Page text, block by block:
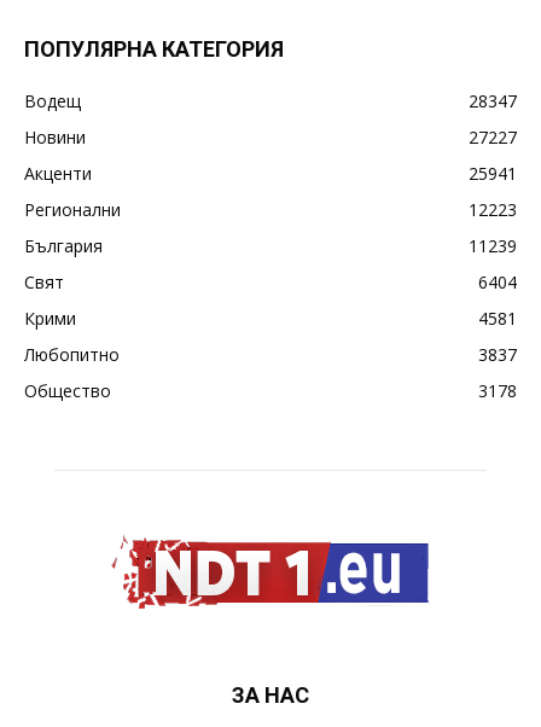
ПОПУЛЯРНА КАТЕГОРИЯ
Водещ
28347
Новини
27227
Акценти
25941
Регионални
12223
България
11239
Свят
6404
Крими
4581
Любопитно
3837
Общество
3178
ЗА НАС